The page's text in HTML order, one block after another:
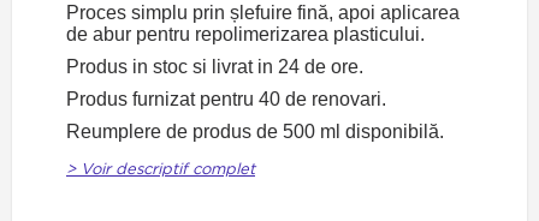
Proces simplu prin șlefuire fină, apoi aplicarea
de abur pentru repolimerizarea plasticului.
Produs in stoc si livrat in 24 de ore.
Produs furnizat pentru 40 de renovari.
Reumplere de produs de 500 ml disponibilă.
> Voir descriptif complet